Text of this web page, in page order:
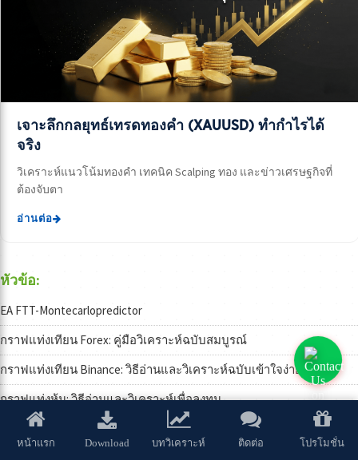
เจาะลึกกลยุทธ์เทรดทองคำ (XAUUSD) ทำกำไรได้
จริง
วิเคราะห์แนวโน้มทองคำ เทคนิค Scalping ทอง และข่าวเศรษฐกิจที่
ต้องจับตา
อ่านต่อ
หัวข้อ:
EA FTT-Montecarlopredictor
กราฟแท่งเทียน Forex: คู่มือวิเคราะห์ฉบับสมบูรณ์
กราฟแท่งเทียน Binance: วิธีอ่านและวิเคราะห์ฉบับเข้าใจง่าย
กราฟแท่งหุ้น: วิธีอ่านและวิเคราะห์เพื่อลงทุน
กราฟแท่งเทียน: วิธีอ่านและวิเคราะห์เบื้องต้น
หน้าแรก Download บทวิเคราะห์ ติดต่อ โปรโมชั่น